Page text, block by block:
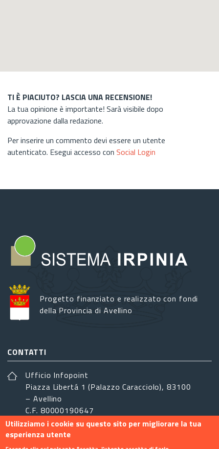
TI È PIACIUTO? LASCIA UNA RECENSIONE!
La tua opinione è importante! Sarà visibile dopo
approvazione dalla redazione.
Per inserire un commento devi essere un utente
autenticato. Esegui accesso con Social Login
Progetto finanziato e realizzato con fondi
della Provincia di Avellino
CONTATTI
Ufficio Infopoint
Piazza Libertá 1 (Palazzo Caracciolo), 83100
– Avellino
C.F. 80000190647
sistemairpinia@provincia.avellino.it
Utilizziamo i cookie su questo sito per migliorare la tua
esperienza utente